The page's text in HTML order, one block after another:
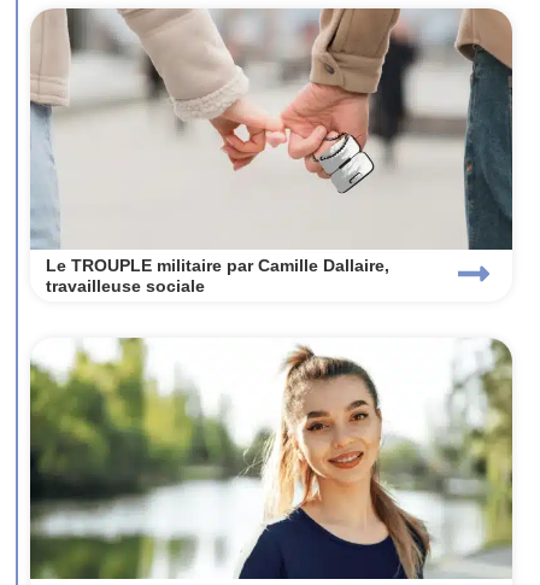
Le TROUPLE militaire par Camille Dallaire,
travailleuse sociale